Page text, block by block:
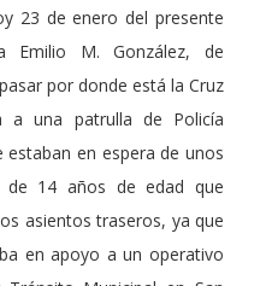
23 de enero del presente
Emilio M. González, de
por donde está la Cruz
a una patrulla de Policía
en espera de unos
de 14 años de edad que
asientos traseros, ya que
en apoyo a un operativo